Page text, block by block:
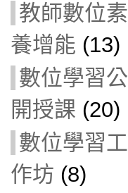
教師數位素
養增能 (13)
數位學習公
開授課 (20)
數位學習工
作坊 (8)